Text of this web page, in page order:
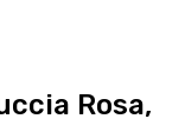
Rosa,